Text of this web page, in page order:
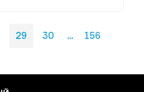
29 30 ... 156